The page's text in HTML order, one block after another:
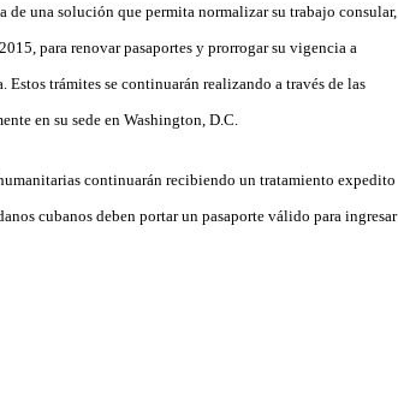
de una solución que permita normalizar su trabajo consular,
para renovar pasaportes y prorrogar su vigencia a
trámites se continuarán realizando a través de las
en su sede en Washington, D.C.
continuarán recibiendo un tratamiento expedito
cubanos deben portar un pasaporte válido para ingresar